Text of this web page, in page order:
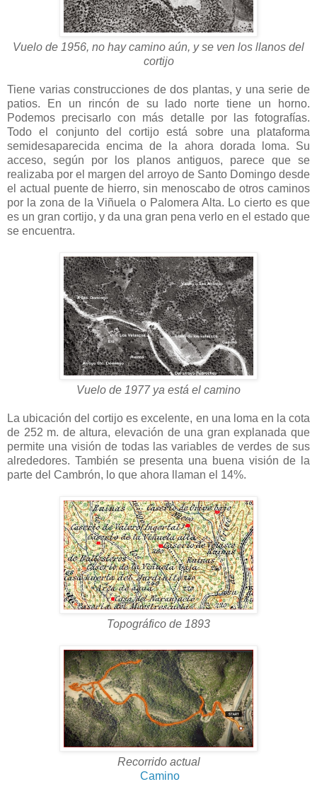
Vuelo de 1956, no hay camino aún, y se ven los llanos del
cortijo
Tiene varias construcciones de dos plantas, y una serie de
patios. En un rincón de su lado norte tiene un horno.
Podemos precisarlo con más detalle por las fotografías.
Todo el conjunto del cortijo está sobre una plataforma
semidesaparecida encima de la ahora dorada loma. Su
acceso, según por los planos antiguos, parece que se
realizaba por el margen del arroyo de Santo Domingo desde
el actual puente de hierro, sin menoscabo de otros caminos
por la zona de la Viñuela o Palomera Alta. Lo cierto es que
es un gran cortijo, y da una gran pena verlo en el estado que
se encuentra.
Vuelo de 1977 ya está el camino
La ubicación del cortijo es excelente, en una loma en la cota
de 252 m. de altura, elevación de una gran explanada que
permite una visión de todas las variables de verdes de sus
alrededores. También se presenta una buena visión de la
parte del Cambrón, lo que ahora llaman el 14%.
Topográfico de 1893
Recorrido actual
Camino